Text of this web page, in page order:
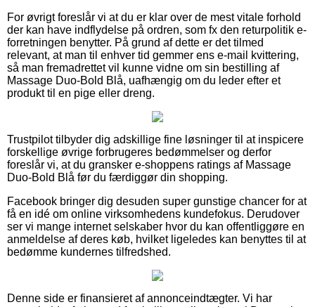
For øvrigt foreslår vi at du er klar over de mest vitale forhold
der kan have indflydelse på ordren, som fx den returpolitik e-
forretningen benytter. På grund af dette er det tilmed
relevant, at man til enhver tid gemmer ens e-mail kvittering,
så man fremadrettet vil kunne vidne om sin bestilling af
Massage Duo-Bold Blå, uafhængig om du leder efter et
produkt til en pige eller dreng.
Trustpilot tilbyder dig adskillige fine løsninger til at inspicere
forskellige øvrige forbrugeres bedømmelser og derfor
foreslår vi, at du gransker e-shoppens ratings af Massage
Duo-Bold Blå før du færdiggør din shopping.
Facebook bringer dig desuden super gunstige chancer for at
få en idé om online virksomhedens kundefokus. Derudover
ser vi mange internet selskaber hvor du kan offentliggøre en
anmeldelse af deres køb, hvilket ligeledes kan benyttes til at
bedømme kundernes tilfredshed.
Denne side er finansieret af annonceindtægter. Vi har